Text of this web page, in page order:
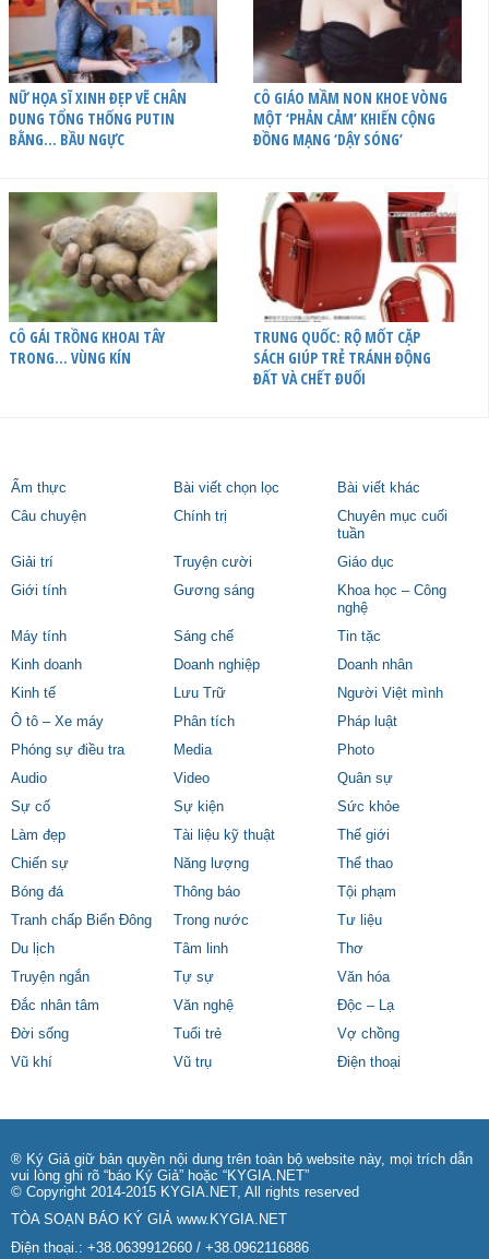
NỮ HỌA SĨ XINH ĐẸP VẼ CHÂN
DUNG TỔNG THỐNG PUTIN
BẰNG… BẦU NGỰC
CÔ GIÁO MẦM NON KHOE VÒNG
MỘT ‘PHẢN CẢM’ KHIẾN CỘNG
ĐỒNG MẠNG ‘DẬY SÓNG’
CÔ GÁI TRỒNG KHOAI TÂY
TRONG… VÙNG KÍN
TRUNG QUỐC: RỘ MỐT CẶP
SÁCH GIÚP TRẺ TRÁNH ĐỘNG
ĐẤT VÀ CHẾT ĐUỐI
Ẩm thực Bài viết chọn lọc
Bài viết khác
Câu chuyện
Chính trị
Chuyên mục cuối
tuần
Giải trí
Truyện cười
Giáo dục
Giới tính
Gương sáng
Khoa học – Công
nghệ
Máy tính
Sáng chế
Tin tặc
Kinh doanh
Doanh nghiệp
Doanh nhân
Kinh tế
Lưu Trữ
Người Việt mình
Ô tô – Xe máy
Phân tích
Pháp luật
Phóng sự điều tra
Media
Photo
Audio
Video
Quân sự
Sự cố
Sự kiện
Sức khỏe
Làm đẹp
Tài liệu kỹ thuật
Thế giới
Chiến sự
Năng lượng
Thể thao
Bóng đá
Thông báo
Tội phạm
Tranh chấp Biển Đông
Trong nước
Tư liệu
Du lịch
Tâm linh
Thơ
Truyện ngắn
Tự sự
Văn hóa
Đắc nhân tâm
Văn nghệ
Độc – Lạ
Đời sống
Tuổi trẻ
Vợ chồng
Vũ khí
Vũ trụ Điện thoại
® Ký Giả giữ bản quyền nội dung trên toàn bộ website này, mọi trích dẫn
vui lòng ghi rõ “báo Ký Giả” hoặc “KYGIA.NET”
© Copyright 2014-2015 KYGIA.NET, All rights reserved
TÒA SOẠN BÁO KÝ GIẢ www.KYGIA.NET
Điện thoại.: +38.0639912660 / +38.0962116886